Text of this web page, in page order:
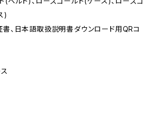
)
書、日本語取扱説明書ダウンロード用QRコ